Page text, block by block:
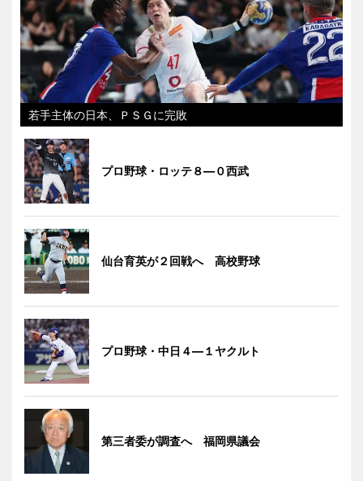
若手主体の日本、ＰＳＧに完敗
プロ野球・ロッテ８―０西武
仙台育英が２回戦へ 高校野球
プロ野球・中日４―１ヤクルト
第三者委が調査へ 福岡県議会